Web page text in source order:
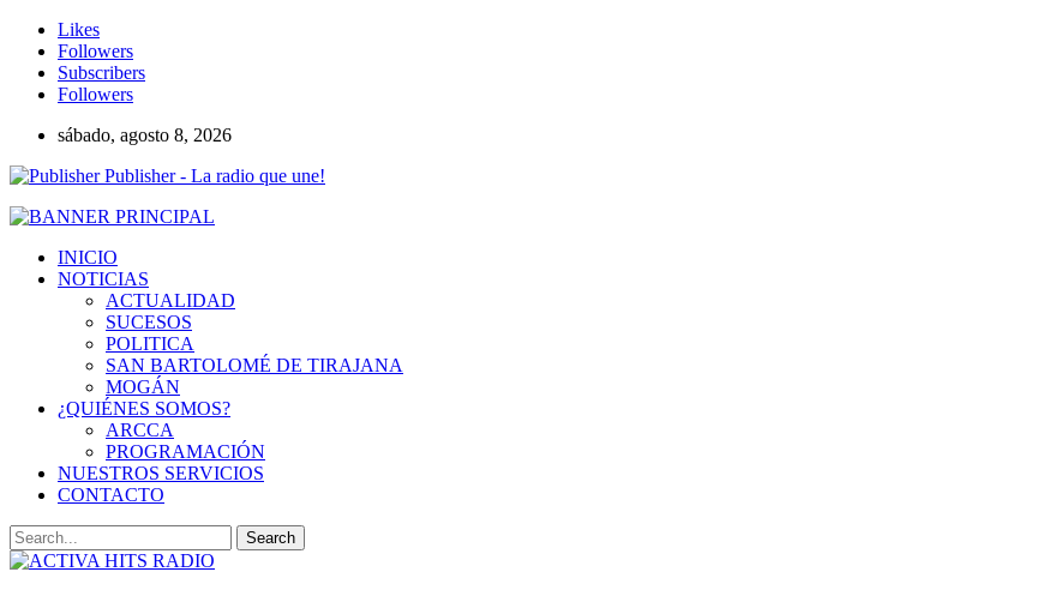
Likes
Followers
Subscribers
Followers
sábado, agosto 8, 2026
Publisher - La radio que une!
INICIO
NOTICIAS
ACTUALIDAD
SUCESOS
POLITICA
SAN BARTOLOMÉ DE TIRAJANA
MOGÁN
¿QUIÉNES SOMOS?
ARCCA
PROGRAMACIÓN
NUESTROS SERVICIOS
CONTACTO